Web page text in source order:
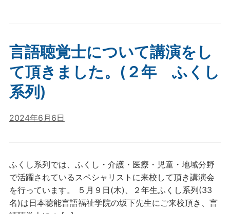
言語聴覚士について講演をし
て頂きました。(２年 ふくし
系列)
2024年6月6日
ふくし系列では、ふくし・介護・医療・児童・地域分野
で活躍されているスペシャリストに来校して頂き講演会
を行っています。 ５月９日(木)、２年生ふくし系列(33
名)は日本聴能言語福祉学院の坂下先生にご来校頂き、言